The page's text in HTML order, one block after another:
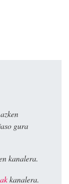
gura
kanalera.
kanalera.